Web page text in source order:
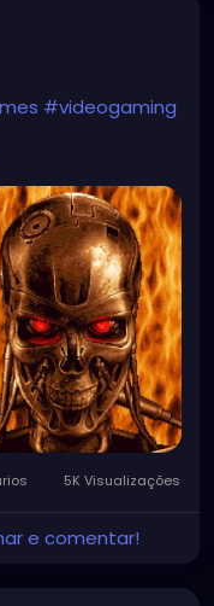
#videogaming
5K Visualizações
e comentar!